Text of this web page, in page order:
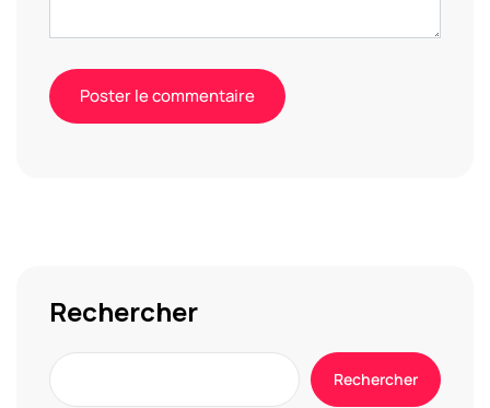
Rechercher
Rechercher